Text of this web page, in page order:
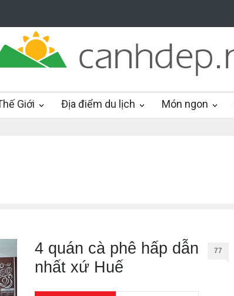
Giới Địa điểm du lịch Món ngon
4 quán cà phê hấp dẫn
nhất xứ Huế
77